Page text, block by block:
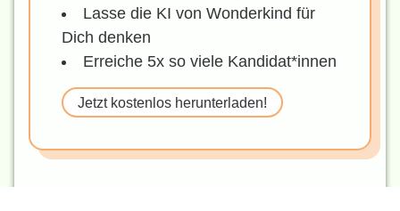
Lasse die KI von Wonderkind für
Dich denken
Erreiche 5x so viele Kandidat*innen
Jetzt kostenlos herunterladen!